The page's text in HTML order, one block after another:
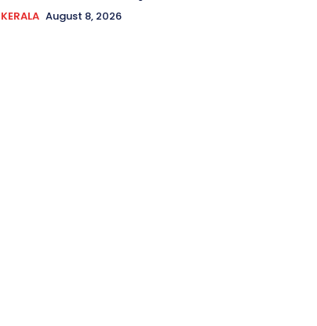
KERALA August 8, 2026